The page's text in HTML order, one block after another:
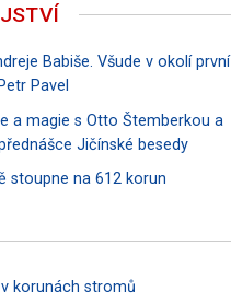
Babiše. Všude v okolí první
Pavel
a magie s Otto Štemberkou a
Jičínské besedy
stoupne na 612 korun
korunách stromů